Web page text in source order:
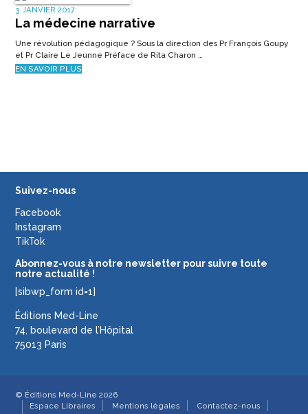
3 JANVIER 2017
La médecine narrative
Une révolution pédagogique ? Sous la direction des Pr François Goupy
et Pr Claire Le Jeunne Préface de Rita Charon …
EN SAVOIR PLUS
Suivez-nous
Facebook
Instagram
TikTok
Abonnez-vous à notre newsletter pour suivre toute
notre actualité !
[sibwp_form id=1]
Éditions Med-Line
74, boulevard de l’Hôpital
75013 Paris
© Éditions Med-Line 2026
Espace Libraires
Mentions légales
Contactez-nous